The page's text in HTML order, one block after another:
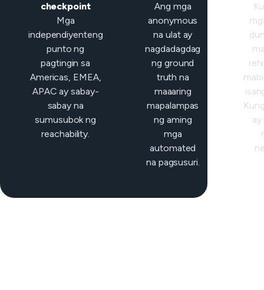
checkpoint
Mga
independiyenteng
punto ng
pagtingin sa
Americas, EMEA,
APAC ay sabay-
sabay na
sumusubok ng
reachability.
Ang mga
anonymous
na ulat ay
nagdadagdag
ng ground
truth na
maaaring
mapalampas
ng aming
mga
automated
na pagsusuri.
ay